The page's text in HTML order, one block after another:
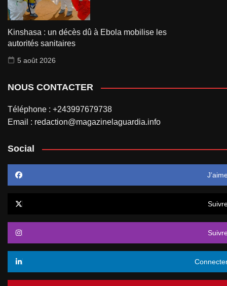
Kinshasa : un décès dû à Ebola mobilise les
autorités sanitaires
5 août 2026
NOUS CONTACTER
Téléphone : +243997679738
Email : redaction@magazinelaguardia.info
Social